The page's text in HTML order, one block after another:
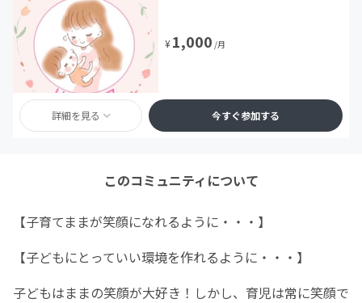
¥1,000 /月
詳細を見る 今すぐ参加する
このコミュニティについて
【子育てままが笑顔になれるように・・・】
【子どもにとっていい環境を作れるように・・・】
子どもはままの笑顔が大好き！しかし、育児は常に笑顔で